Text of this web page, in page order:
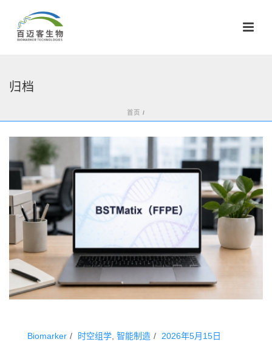
归档
首页 /
Biomarker 时空组学 智能制造 2026年5月15日